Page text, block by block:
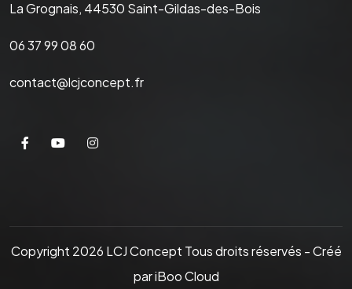
La Grognais, 44530 Saint-Gildas-des-Bois
06 37 99 08 60
contact@lcjconcept.fr
Copyright 2026 LCJ Concept Tous droits réservés - Créé
par iBoo Cloud